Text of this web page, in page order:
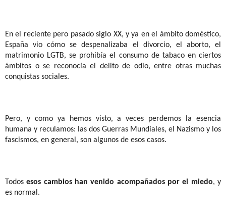
En el reciente pero pasado siglo XX, y ya en el ámbito doméstico,
España vio cómo se despenalizaba el divorcio, el aborto, el
matrimonio LGTB, se prohibía el consumo de tabaco en ciertos
ámbitos o se reconocía el delito de odio, entre otras muchas
conquistas sociales.
Pero, y como ya hemos visto, a veces perdemos la esencia
humana y reculamos: las dos Guerras Mundiales, el Nazismo y los
fascismos, en general, son algunos de esos casos.
Todosesos cambios han venido acompañados por el miedo, y
es normal.